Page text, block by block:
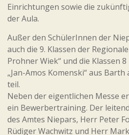
Einrichtungen sowie die
der Aula.
Außer den SchülerInnen der
auch die 9. Klassen der
Prohner Wiek“ und die Klassen
„Jan-Amos Komenski“ aus
teil.
Neben der eigentlichen Messe
ein Bewerbertraining. Der
des Amtes Niepars, Herr Peter
Rüdiger Wachwitz und Herr